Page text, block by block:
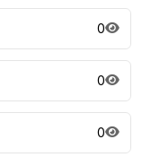
0
0
0